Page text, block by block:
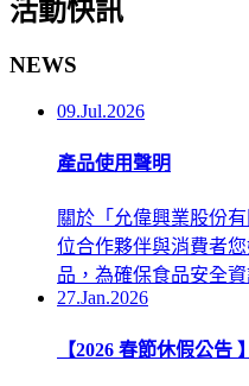
活動快訊
NEWS
09.Jul.2026
產品使用聲明
關於「允偉興業股份
位合作夥伴與消費者
品，為確保食品安全
27.Jan.2026
【2026 春節休假公告 】